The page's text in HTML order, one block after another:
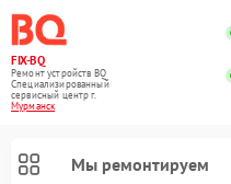
FIX-BQ
Ремонт устройств BQ
Специализированный
cервисный центр г.
Мурманск
Мы ремонтируем